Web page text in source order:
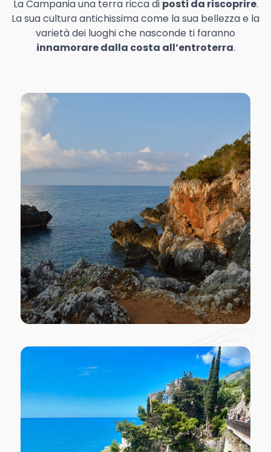
La Campania una terra ricca di posti da riscoprire.
La sua cultura antichissima come la sua bellezza e la
varietà dei luoghi che nasconde ti faranno
innamorare dalla costa all’entroterra.